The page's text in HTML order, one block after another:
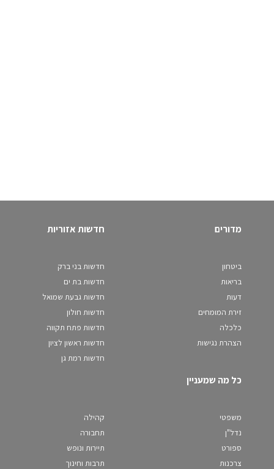
מדורים
ביטחון
בריאות
דעות
זירת המומחים
כלכלה
הצהרת נגישות
חדשות אזוריות
חדשות בני ברק
חדשות בת ים
חדשות גבעת שמואל
חדשות חולון
חדשות פתח תקווה
חדשות ראשון לציון
חדשות רמת גן
כל מה שמעניין
משפטי
נדל"ן
ספורט
צרכנות
קהילה
תחבורה
תיירות ונופש
תרבות וחינוך